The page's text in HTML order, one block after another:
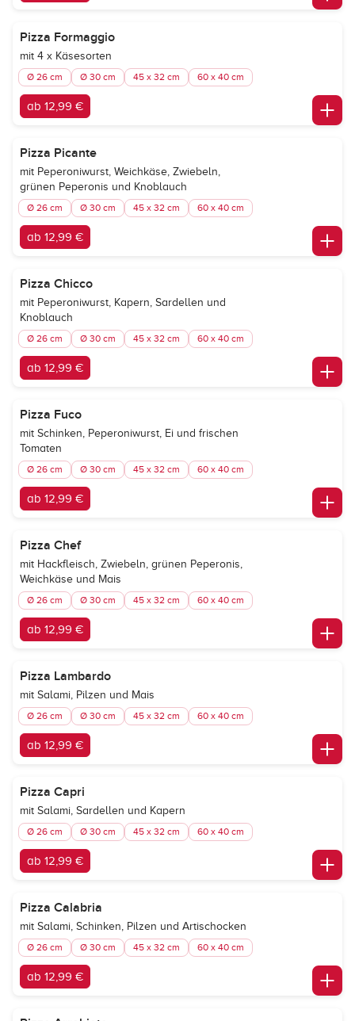
Pizza Formaggio
mit 4 x Käsesorten
Ø 26 cm Ø 30 cm 45 x 32 cm 60 x 40 cm
ab 12,99 €
Pizza Picante
mit Peperoniwurst, Weichkäse, Zwiebeln,
grünen Peperonis und Knoblauch
Ø 26 cm Ø 30 cm 45 x 32 cm 60 x 40 cm
ab 12,99 €
Pizza Chicco
mit Peperoniwurst, Kapern, Sardellen und
Knoblauch
Ø 26 cm Ø 30 cm 45 x 32 cm 60 x 40 cm
ab 12,99 €
Pizza Fuco
mit Schinken, Peperoniwurst, Ei und frischen
Tomaten
Ø 26 cm Ø 30 cm 45 x 32 cm 60 x 40 cm
ab 12,99 €
Pizza Chef
mit Hackfleisch, Zwiebeln, grünen Peperonis,
Weichkäse und Mais
Ø 26 cm Ø 30 cm 45 x 32 cm 60 x 40 cm
ab 12,99 €
Pizza Lambardo
mit Salami, Pilzen und Mais
Ø 26 cm Ø 30 cm 45 x 32 cm 60 x 40 cm
ab 12,99 €
Pizza Capri
mit Salami, Sardellen und Kapern
Ø 26 cm Ø 30 cm 45 x 32 cm 60 x 40 cm
ab 12,99 €
Pizza Calabria
mit Salami, Schinken, Pilzen und Artischocken
Ø 26 cm Ø 30 cm 45 x 32 cm 60 x 40 cm
ab 12,99 €